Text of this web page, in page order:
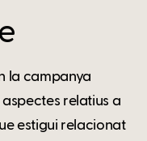
la campanya
relatius a
estigui relacionat